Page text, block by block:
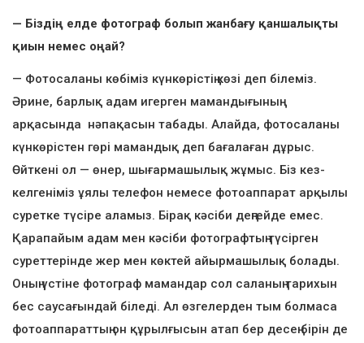
— Біздің елде фотограф болып жанбағу қаншалықты
қиын немес оңай?
— Фотосаланы көбіміз күнкөрістің көзі деп білеміз.
Әрине, барлық адам игерген мамандығының
арқасында нәпақасын табады. Алайда, фотосаланы
күнкөрістен гөрі мамандық деп бағалаған дұрыс.
Өйткені ол — өнер, шығармашылық жұмыс. Біз кез-
келгеніміз ұялы телефон немесе фотоаппарат арқылы
суретке түсіре аламыз. Бірақ кәсіби деңгейде емес.
Қарапайым адам мен кәсіби фотографтың түсірген
суреттерінде жер мен көктей айырмашылық болады.
Оның үстіне фотограф мамандар сол саланың тарихын
бес саусағындай біледі. Ал өзгелерден тым болмаса
фотоаппараттың он құрылғысын атап бер десең бірін де